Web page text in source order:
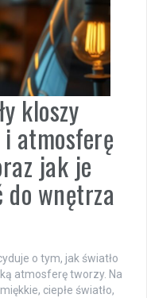
kloszy
atmosferę
jak je
wnętrza
o tym, jak światło
atmosferę tworzy. Na
ciepłe światło,